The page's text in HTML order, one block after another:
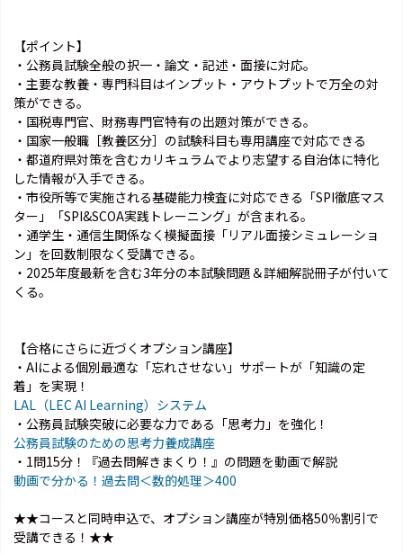
【ポイント】
・公務員試験全般の択一・論文・記述・面接に対応。
・主要な教養・専門科目はインプット・アウトプットで万全の対
策ができる。
・国税専門官、財務専門官特有の出題対策ができる。
・国家一般職［教養区分］の試験科目も専用講座で対応できる
・都道府県対策を含むカリキュラムでより志望する自治体に特化
した情報が入手できる。
・市役所等で実施される基礎能力検査に対応できる「SPI徹底マス
ター」「SPI&SCOA実践トレーニング」が含まれる。
・通学生・通信生関係なく模擬面接「リアル面接シミュレーショ
ン」を回数制限なく受講できる。
・2025年度最新を含む3年分の本試験問題＆詳細解説冊子が付いて
くる。
【合格にさらに近づくオプション講座】
・AIによる個別最適な「忘れさせない」サポートが「知識の定
着」を実現！
LAL（LEC AI Learning）システム
・公務員試験突破に必要な力である「思考力」を強化！
公務員試験のための思考力養成講座
・1問15分！『過去問解きまくり！』の問題を動画で解説
動画で分かる！過去問＜数的処理＞400
★★コースと同時申込で、オプション講座が特別価格50％割引で
受講できる！★★